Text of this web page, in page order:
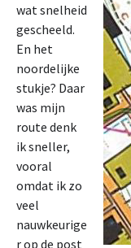
wat snelheid
gescheeld.
En het
noordelijke
stukje? Daar
was mijn
route denk
ik sneller,
vooral
omdat ik zo
veel
nauwkeurige
r op de post